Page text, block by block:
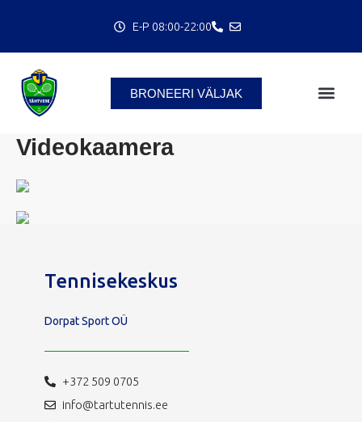
E-P 08:00-22:00
BRONEERI VÄLJAK
Videokaamera
Tennisekeskus
Dorpat Sport OÜ
+372 509 0705
info@tartutennis.ee